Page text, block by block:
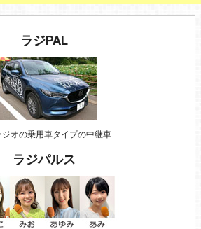
ラジPAL
ジオの乗用車タイプの中継車
ラジパルス